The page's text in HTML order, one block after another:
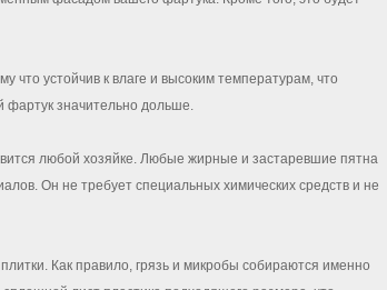
что устойчив к влаге и высоким температурам, что
фартук значительно дольше.
любой хозяйке. Любые жирные и застаревшие пятна
Он не требует специальных химических средств и не
Как правило, грязь и микробы собираются именно